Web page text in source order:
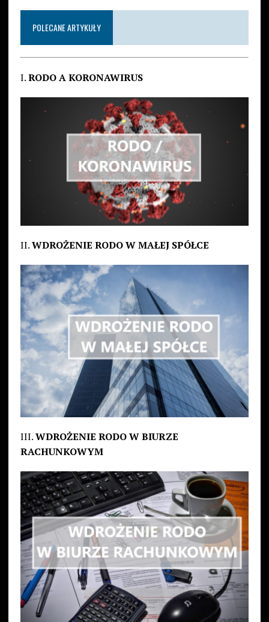
POLECANE ARTYKUŁY
I.RODO A KORONAWIRUS
II.WDROŻENIE RODO W MAŁEJ SPÓŁCE
III.WDROŻENIE RODO W BIURZE
RACHUNKOWYM